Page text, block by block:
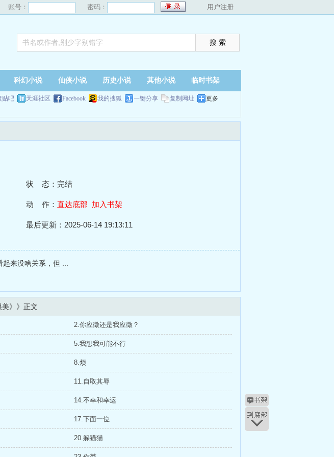
账号： 密码： 用户注册
科幻小说 仙侠小说 历史小说 其他小说 临时书架
贴吧 天涯社区 Facebook 我的搜狐 一键分享 复制网址 更多
状 态：完结
动 作： 直达底部 加入书架
最后更新：2025-06-14 19:13:11
来没啥关系，但 ...
美》》正文
2.你应徵还是我应徵？
5.我想我可能不行
8.烦
11.自取其辱
14.不幸和幸运
17.下面一位
20.躲猫猫